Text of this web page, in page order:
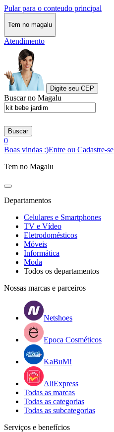
Pular para o conteudo principal
Tem no magalu
Atendimento
Digite seu CEP
Buscar no Magalu
Buscar
0
Boas vindas :)Entre ou Cadastre-se
Tem no Magalu
Departamentos
Celulares e Smartphones
TV e Vídeo
Eletrodomésticos
Móveis
Informática
Moda
Todos os departamentos
Nossas marcas e parceiros
Netshoes
Epoca Cosméticos
KaBuM!
AliExpress
Todas as marcas
Todas as categorias
Todas as subcategorias
Serviços e benefícios